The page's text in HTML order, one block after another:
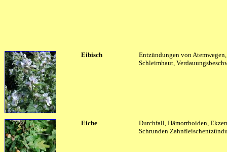
Eibisch
Entzündungen von
Schleimhaut,
Eiche
Durchfall, Hämorrhoiden,
Schrunden